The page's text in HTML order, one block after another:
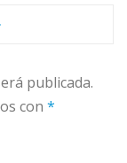
publicada.
con *